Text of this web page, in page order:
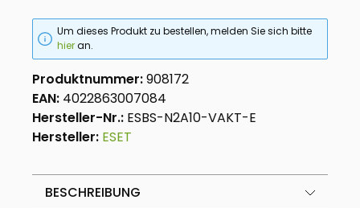
Um dieses Produkt zu bestellen, melden Sie sich bitte
hieran.
Produktnummer:908172
EAN: 4022863007084
Hersteller-Nr.: ESBS-N2A10-VAKT-E
Hersteller: ESET
BESCHREIBUNG